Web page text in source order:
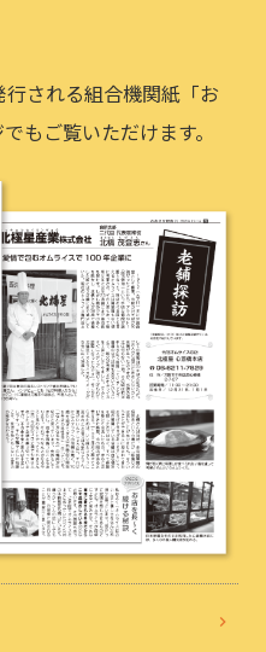
される組合機関紙「お
もご覧いただけます。